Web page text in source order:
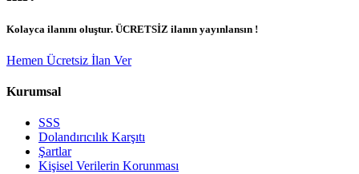
Kolayca ilanını oluştur. ÜCRETSİZ ilanın yayınlansın !
Hemen Ücretsiz İlan Ver
Kurumsal
SSS
Dolandırıcılık Karşıtı
Şartlar
Kişisel Verilerin Korunması